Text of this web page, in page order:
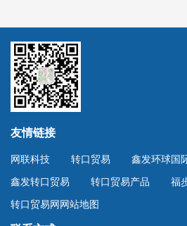
友情链接
网联科技 转口贸易 鑫发环球国
鑫发转口贸易
转口贸易产品
福
转口贸易网网站地图